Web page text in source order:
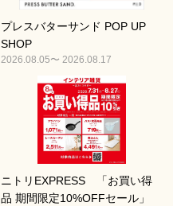
プレスバターサンド POP UP
SHOP
2026.08.05〜 2026.08.17
ニトリEXPRESS 「お買い得
品 期間限定10%OFFセール」